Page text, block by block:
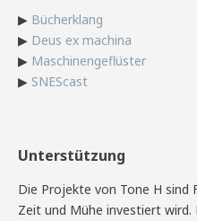
▶ Bücherklang
▶ Deus ex machina
▶ Maschinengeflüster
▶ SNEScast
Unterstützung
Die Projekte von Tone H sind
Zeit und Mühe investiert